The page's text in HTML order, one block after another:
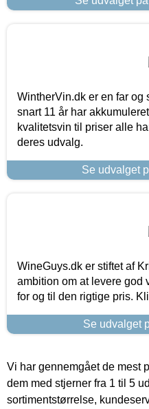
WintherVin.dk er en far
snart 11 år har
kvalitetsvin til priser alle
deres udvalg.
Se udvalget
WineGuys.dk er stiftet af
ambition om at levere god
for og til den rigtige pris.
Se udvalget
Vi har gennemgået de mest
dem med stjerner fra 1 til 5
sortimentstørrelse,